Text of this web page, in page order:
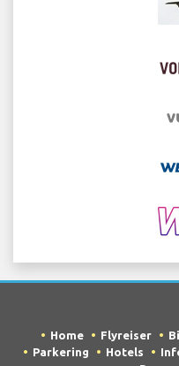
Home Flyreiser
Parkering
Hotels